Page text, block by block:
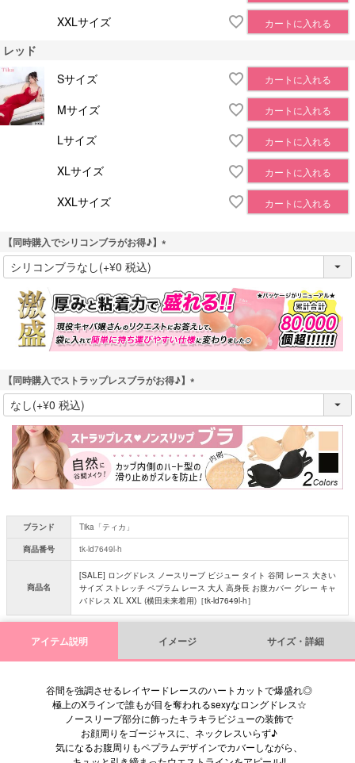
XXLサイズ カートに入れる
レッド
Sサイズ
カートに入れる
Mサイズ カートに入れる
Lサイズ カートに入れる
XLサイズ カートに入れる
XXLサイズ カートに入れる
【同時購入でシリコンブラがお得♪】
(
必
須
)
【同時購入でストラップレスブラがお得♪】
(
必
須
)
ブランド
Tika「ティカ」
商品番号
tk-ld7649l-h
商品名
[SALE] ロングドレス ノースリーブ ビジュー タイト 谷間 レース 大きい
サイズ ストレッチ ペプラム レース 大人 高身長 お腹カバー グレー キャ
バドレス XL XXL (横田未来着用)［tk-ld7649l-h］
アイテム説明 イメージ サイズ・詳細
谷間を強調させるレイヤードレースのハートカットで爆盛れ◎
極上のXラインで誰もが目を奪われるsexyなロングドレス☆
ノースリーブ部分に飾ったキラキラビジューの装飾で
お顔周りをゴージャスに、ネックレスいらず♪
気になるお腹周りもペプラムデザインでカバーしながら、